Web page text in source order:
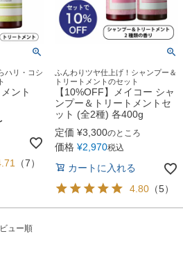
ハリ・コシ
ント
（7）
ふんわりツヤ仕上げ！シャンプー＆
トリートメントのセット
【10%OFF】メイコー シャ
ンプー＆トリートメントセ
ット (全2種) 各400g
定価 ¥3,300のところ
価格 ¥2,970税込
カートに入れる
4.80 （5）
ュー順